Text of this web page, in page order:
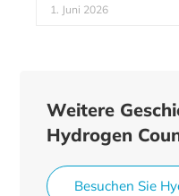
1. Juni 2026
Weitere
Hydrogen
Besuchen Sie